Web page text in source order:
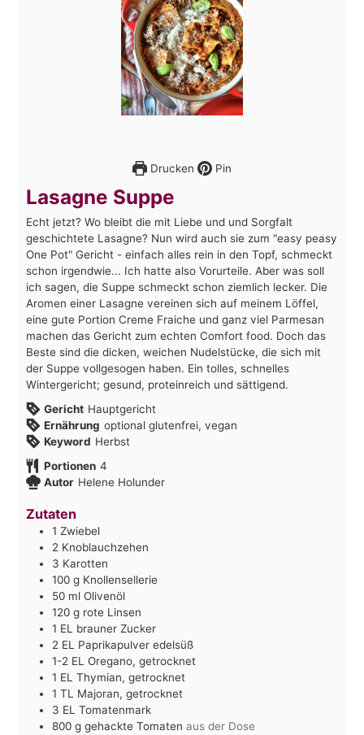
Drucken Pin
Lasagne Suppe
Echt jetzt? Wo bleibt die mit Liebe und und Sorgfalt
geschichtete Lasagne? Nun wird auch sie zum "easy peasy
One Pot" Gericht - einfach alles rein in den Topf, schmeckt
schon irgendwie... Ich hatte also Vorurteile. Aber was soll
ich sagen, die Suppe schmeckt schon ziemlich lecker. Die
Aromen einer Lasagne vereinen sich auf meinem Löffel,
eine gute Portion Creme Fraiche und ganz viel Parmesan
machen das Gericht zum echten Comfort food. Doch das
Beste sind die dicken, weichen Nudelstücke, die sich mit
der Suppe vollgesogen haben. Ein tolles, schnelles
Wintergericht; gesund, proteinreich und sättigend.
Gericht Hauptgericht
Ernährung optional glutenfrei, vegan
Keyword Herbst
Portionen 4
Autor Helene Holunder
Zutaten
1 Zwiebel
2 Knoblauchzehen
3 Karotten
100 g Knollensellerie
50 ml Olivenöl
120 g rote Linsen
1 EL brauner Zucker
2 EL Paprikapulver edelsüß
1-2 EL Oregano, getrocknet
1 EL Thymian, getrocknet
1 TL Majoran, getrocknet
3 EL Tomatenmark
800 g gehackte Tomaten aus der Dose